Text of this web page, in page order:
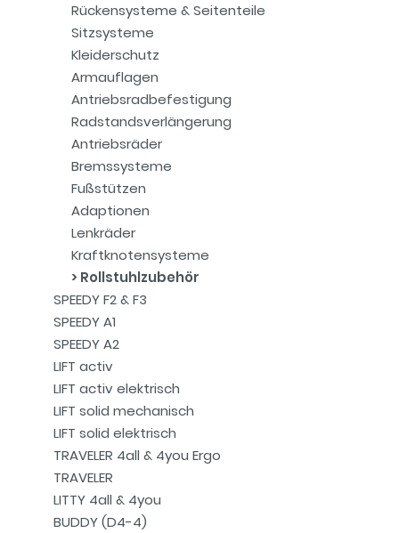
Rückensysteme & Seitenteile
Sitzsysteme
Kleiderschutz
Armauflagen
Antriebsradbefestigung
Radstandsverlängerung
Antriebsräder
Bremssysteme
Fußstützen
Adaptionen
Lenkräder
Kraftknotensysteme
Rollstuhlzubehör
SPEEDY F2 & F3
SPEEDY A1
SPEEDY A2
LIFT activ
LIFT activ elektrisch
LIFT solid mechanisch
LIFT solid elektrisch
TRAVELER 4all & 4you Ergo
TRAVELER
LITTY 4all & 4you
BUDDY (D4-4)